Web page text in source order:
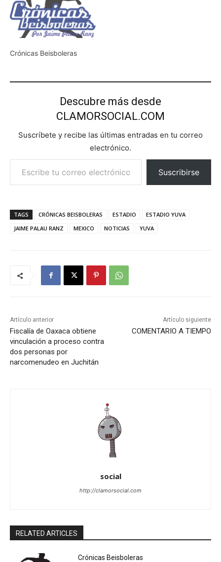
Crónicas Beisboleras
Descubre más desde
CLAMORSOCIAL.COM
Suscríbete y recibe las últimas entradas en tu correo
electrónico.
Escribe tu correo electrónico…
Suscribirse
TAGS CRÓNICAS BEISBOLERAS ESTADIO
ESTADIO YUVA
JAIME PALAU RANZ
MEXICO NOTICIAS YUVA
Artículo anterior
Fiscalía de Oaxaca obtiene
vinculación a proceso contra
dos personas por
narcomenudeo en Juchitán
Artículo siguiente
COMENTARIO A TIEMPO
social
http://clamorsocial.com
RELATED ARTICLES
Crónicas Beisboleras